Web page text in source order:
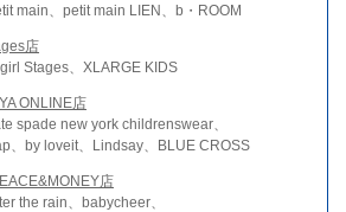
main、petit main LIEN、b・ROOM
店
Stages、XLARGE KIDS
ONLINE店
spade new york childrenswear、
、by loveit、Lindsay、BLUE CROSS
店
the rain、babycheer、